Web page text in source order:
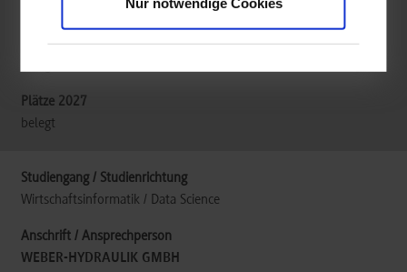
Produktionstechnik
belegt
Wirtschaftsinformatik / Data Science
WEBER-HYDRAULIK GMBH